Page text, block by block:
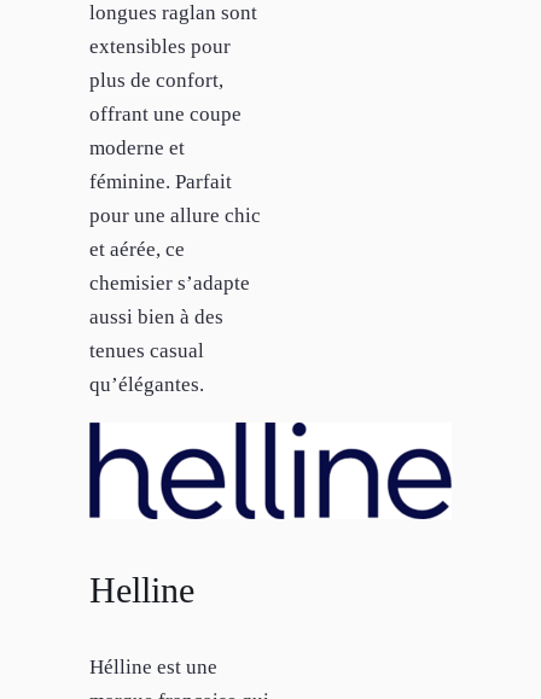
longues raglan sont
extensibles pour
plus de confort,
offrant une coupe
moderne et
féminine. Parfait
pour une allure chic
et aérée, ce
chemisier s’adapte
aussi bien à des
tenues casual
qu’élégantes.
Helline
Hélline est une